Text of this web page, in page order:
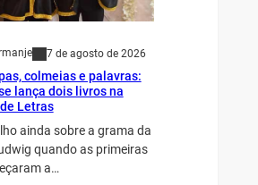
7 de agosto de 2026
colmeias e palavras:
lança dois livros na
Letras
ainda sobre a grama da
quando as primeiras
a…